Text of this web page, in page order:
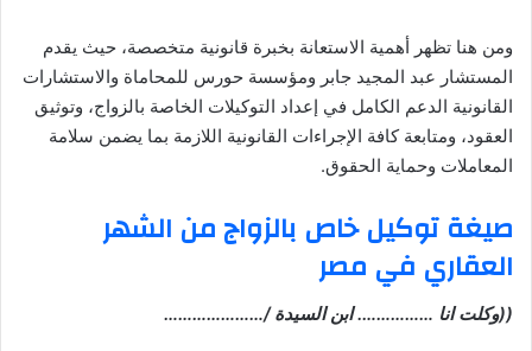
ومن هنا تظهر أهمية الاستعانة بخبرة قانونية متخصصة، حيث يقدم
المستشار عبد المجيد جابر ومؤسسة حورس للمحاماة والاستشارات
القانونية الدعم الكامل في إعداد التوكيلات الخاصة بالزواج، وتوثيق
العقود، ومتابعة كافة الإجراءات القانونية اللازمة بما يضمن سلامة
المعاملات وحماية الحقوق.
صيغة توكيل خاص بالزواج من الشهر
العقاري في مصر
((وكلت انا ……………. ابن السيدة /…………………